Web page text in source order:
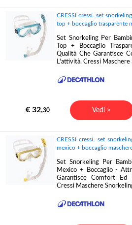
CRESSI cressi. set
top + boccaglio trasparente
Set Snorkeling Per
Top + Boccaglio
Qualità Che Garantisce
L'attività. Cressi Maschere
€ 32,30 Vedi >
CRESSI cressi. set
mexico + boccaglio
Set Snorkeling Per
Mexico + Boccaglio -
Garantisce Comfort Ed
Cressi Maschere